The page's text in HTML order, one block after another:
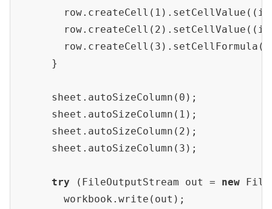
        row.create
Cell(1) .setCellValue((
        row.create
Cell(2) .setCellValue((
        row.create
Cell(3) .setCellFormula(
      }
      sheet.auto
SizeColumn(0) ;
      sheet.auto
SizeColumn(1) ;
      sheet.auto
SizeColumn(2) ;
      sheet.auto
SizeColumn(3) ;
try (FileOutputStream out = new
        workbook.write(out);